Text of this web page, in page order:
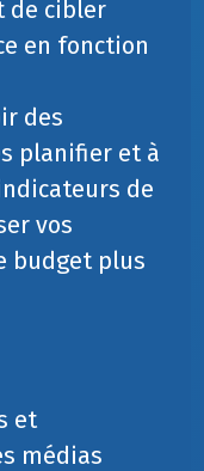
de cibler
en fonction
des
planifier et à
de
vos
budget plus
et
médias